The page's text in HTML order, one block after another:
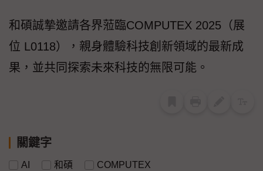
和碩誠摯邀請各界蒞臨COMPUTEX 2025（展
位 L0118），親身體驗科技創新領域的最新成
果，並共同探索未來科技的無限可能。
關鍵字
AI 和碩 COMPUTEX